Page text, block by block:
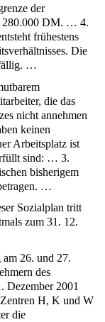
der
280.000 DM. … 4.
frühestens
Die
fällig. …
die das
nicht annehmen
keinen
Arbeitsplatz ist
sind: … 3.
bisherigem
…
Sozialplan tritt
zum 31. 12.
26. und 27.
des
Dezember 2001
Zentren H, K und W
die